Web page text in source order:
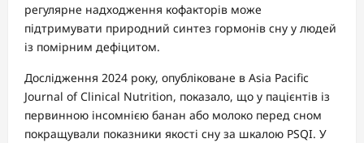
регулярне надходження кофакторів може
підтримувати природний синтез гормонів сну у людей
із помірним дефіцитом.
Дослідження 2024 року, опубліковане в Asia Pacific
Journal of Clinical Nutrition, показало, що у пацієнтів із
первинною інсомнією банан або молоко перед сном
покращували показники якості сну за шкалою PSQI. У